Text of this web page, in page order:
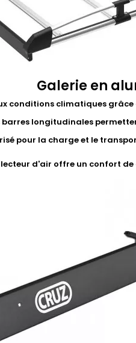
Galerie en
conditions climatiques
longitudinales
pour la charge et le
d'air offre un confort